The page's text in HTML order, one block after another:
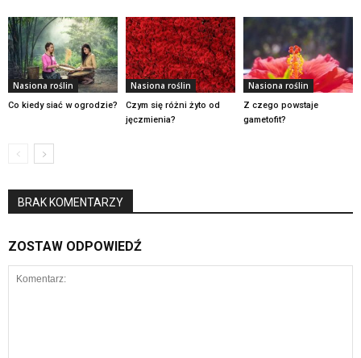
Nasiona roślin
Co kiedy siać w ogrodzie?
Nasiona roślin
Czym się różni żyto od
jęczmienia?
Nasiona roślin
Z czego powstaje
gametofit?
BRAK KOMENTARZY
ZOSTAW ODPOWIEDŹ